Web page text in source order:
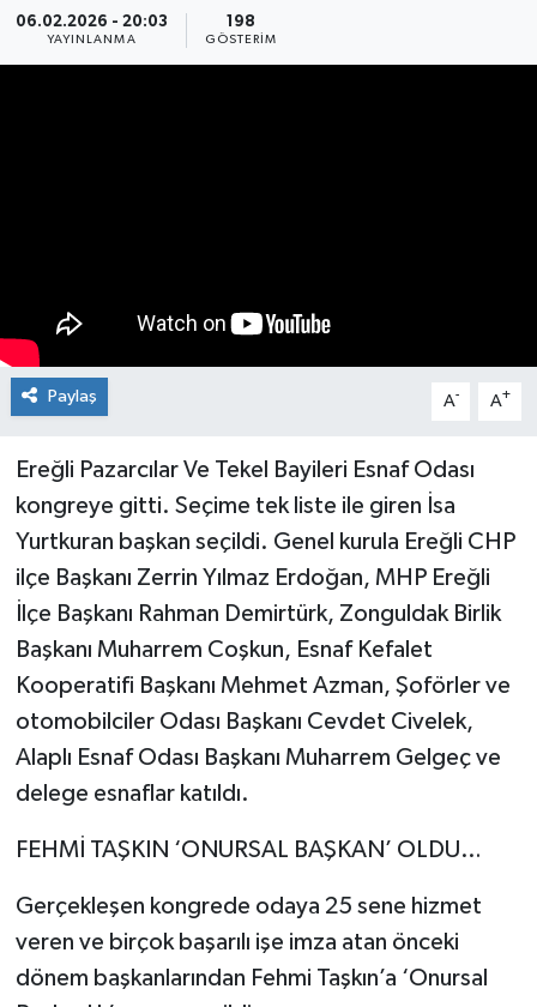
06.02.2026 - 20:03
YAYINLANMA
198
GÖSTERIM
Paylaş A- A+
Ereğli Pazarcılar Ve Tekel Bayileri Esnaf Odası
kongreye gitti. Seçime tek liste ile giren İsa
Yurtkuran başkan seçildi. Genel kurula Ereğli CHP
ilçe Başkanı Zerrin Yılmaz Erdoğan, MHP Ereğli
İlçe Başkanı Rahman Demirtürk, Zonguldak Birlik
Başkanı Muharrem Coşkun, Esnaf Kefalet
Kooperatifi Başkanı Mehmet Azman, Şoförler ve
otomobilciler Odası Başkanı Cevdet Civelek,
Alaplı Esnaf Odası Başkanı Muharrem Gelgeç ve
delege esnaflar katıldı.
FEHMİ TAŞKIN ‘ONURSAL BAŞKAN’ OLDU…
Gerçekleşen kongrede odaya 25 sene hizmet
veren ve birçok başarılı işe imza atan önceki
dönem başkanlarından Fehmi Taşkın’a ‘Onursal
Kültür-Sanat
Teknoloji